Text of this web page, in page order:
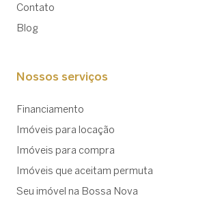
Contato
Blog
Nossos serviços
Financiamento
Imóveis para locação
Imóveis para compra
Imóveis que aceitam permuta
Seu imóvel na Bossa Nova